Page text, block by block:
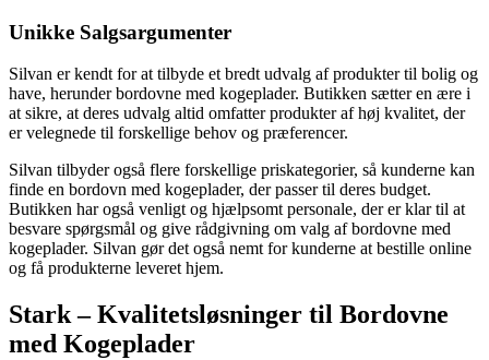
Unikke Salgsargumenter
Silvan er kendt for at tilbyde et bredt udvalg af produkter til bolig og
have, herunder bordovne med kogeplader. Butikken sætter en ære i
at sikre, at deres udvalg altid omfatter produkter af høj kvalitet, der
er velegnede til forskellige behov og præferencer.
Silvan tilbyder også flere forskellige priskategorier, så kunderne kan
finde en bordovn med kogeplader, der passer til deres budget.
Butikken har også venligt og hjælpsomt personale, der er klar til at
besvare spørgsmål og give rådgivning om valg af bordovne med
kogeplader. Silvan gør det også nemt for kunderne at bestille online
og få produkterne leveret hjem.
Stark – Kvalitetsløsninger til Bordovne
med Kogeplader